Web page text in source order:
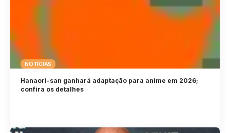
NOTÍCIAS
Hanaori-san ganhará adaptação para anime em 2026;
confira os detalhes